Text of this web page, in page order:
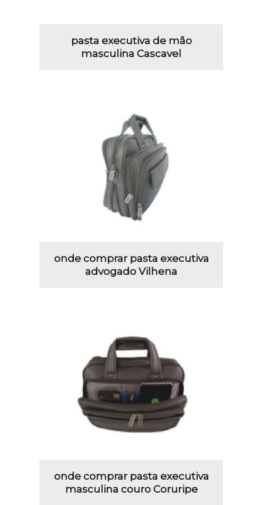
pasta executiva de mão
masculina Cascavel
onde comprar pasta executiva
advogado Vilhena
onde comprar pasta executiva
masculina couro Coruripe